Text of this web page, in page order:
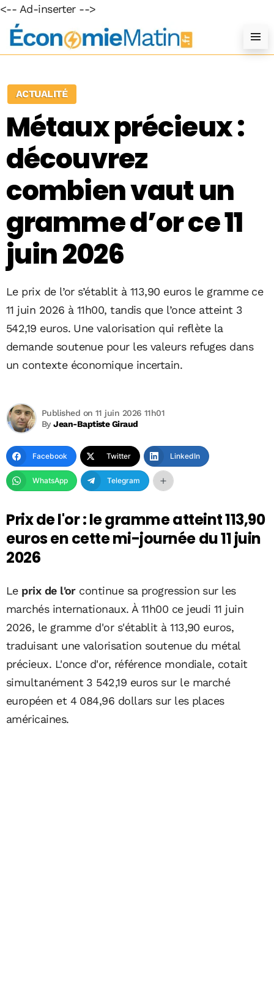
<-- Ad-inserter -->
ACTUALITÉ
Métaux précieux :
découvrez
combien vaut un
gramme d’or ce 11
juin 2026
Le prix de l’or s’établit à 113,90 euros le gramme ce
11 juin 2026 à 11h00, tandis que l’once atteint 3
542,19 euros. Une valorisation qui reflète la
demande soutenue pour les valeurs refuges dans
un contexte économique incertain.
ByJean-Baptiste Giraud
Published on 11 juin 2026 11h01
Facebook Twitter LinkedIn
WhatsApp Telegram
Prix de l'or : le gramme atteint 113,90
euros en cette mi-journée du 11 juin
2026
Le prix de l'orcontinue sa progression sur les
marchés internationaux. À 11h00 ce jeudi 11 juin
2026, le gramme d'or s'établit à 113,90 euros,
traduisant une valorisation soutenue du métal
précieux. L'once d'or, référence mondiale, cotait
simultanément 3 542,19 euros sur le marché
européen et 4 084,96 dollars sur les places
américaines.